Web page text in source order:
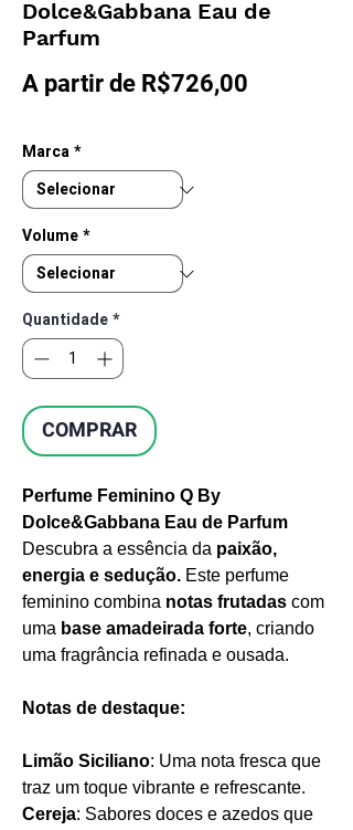
Dolce&Gabbana Eau de
Parfum
A partir de R$726,00
Marca*
Volume*
Quantidade*
COMPRAR
Perfume Feminino Q By
Dolce&Gabbana Eau de Parfum
Descubra a essência da paixão,
energia e sedução. Este perfume
feminino combina notas frutadas com
uma base amadeirada forte, criando
uma fragrância refinada e ousada.
Notas de destaque:
Limão Siciliano: Uma nota fresca que
traz um toque vibrante e refrescante.
Cereja: Sabores doces e azedos que